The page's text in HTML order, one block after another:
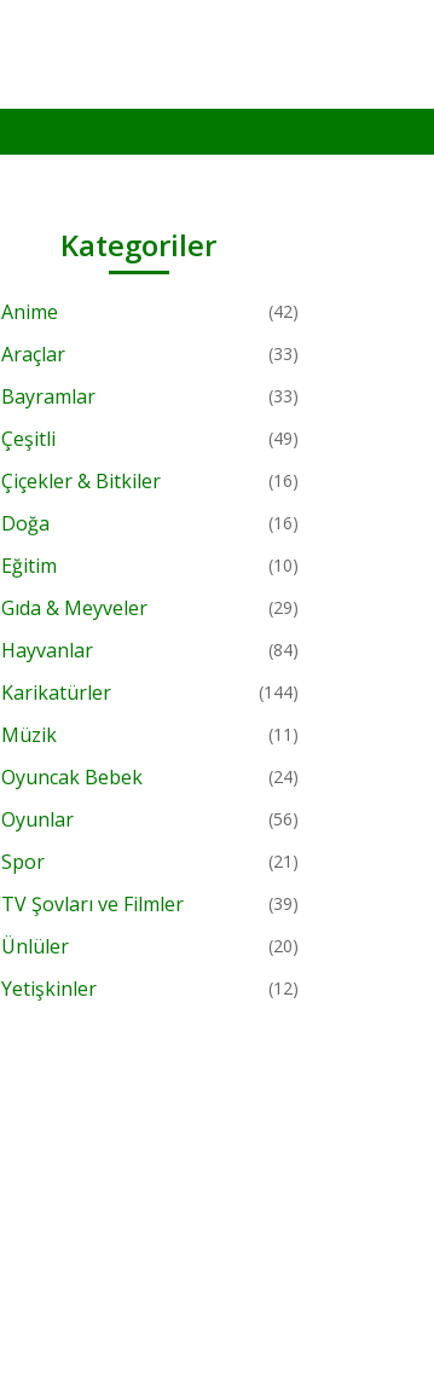
Kategoriler
Anime (42)
Araçlar (33)
Bayramlar (33)
Çeşitli (49)
Çiçekler & Bitkiler (16)
Doğa (16)
Eğitim (10)
Gıda & Meyveler (29)
Hayvanlar (84)
Karikatürler (144)
Müzik (11)
Oyuncak Bebek (24)
Oyunlar (56)
Spor (21)
TV Şovları ve Filmler (39)
Ünlüler (20)
Yetişkinler (12)